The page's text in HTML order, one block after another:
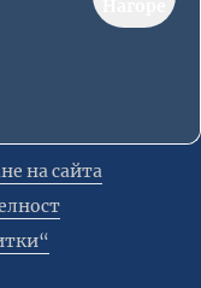
на сайта